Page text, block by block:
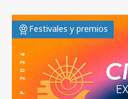
Festivales y premios